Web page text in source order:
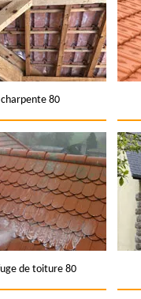
80
de toiture 80